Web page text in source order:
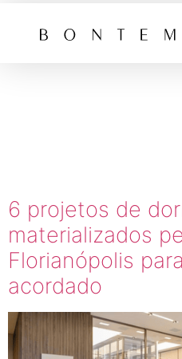
6 projetos de
materializados
Florianópolis
acordado